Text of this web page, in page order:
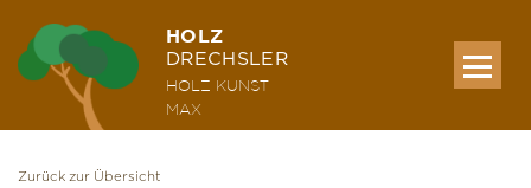
HOLZ
DRECHSLER
HOLZ KUNST
MAX
Zurück zur Übersicht